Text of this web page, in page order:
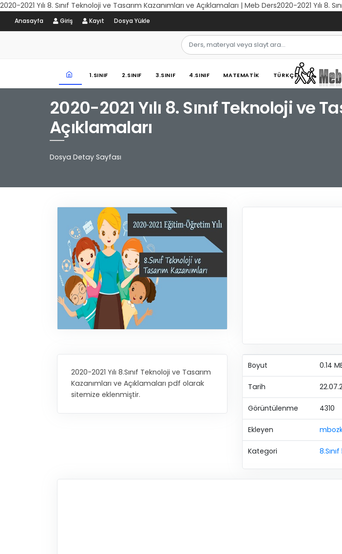
2020-2021 Yılı 8. Sınıf Teknoloji ve Tasarım Kazanımları ve Açıklamaları | Meb Ders2020-2021 Yılı 8.
Anasayfa Giriş Kayıt Dosya Yükle
1.SINIF 2.SINIF 3.SINIF 4.SINIF MATEMATIK TÜRKÇE
2020-2021 Yılı 8. Sınıf Teknoloji ve
Açıklamaları
Dosya Detay Sayfası
2020-2021 Yılı 8.Sınıf Teknoloji ve Tasarım
Kazanımları ve Açıklamaları pdf olarak
sitemize eklenmiştir.
Boyut 0.14
Tarih
Görüntülenme 4310
Ekleyen
Kategori